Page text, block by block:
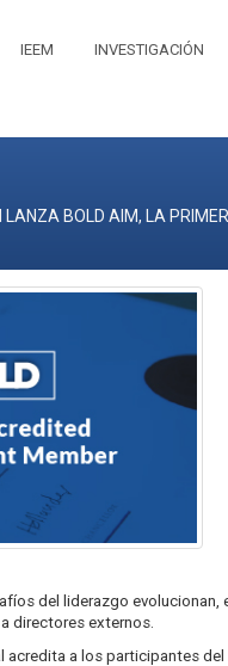
IEEM INVESTIGACIÓN
LANZA BOLD AIM, LA
del liderazgo evolucionan,
directores externos.
acredita a los participantes del